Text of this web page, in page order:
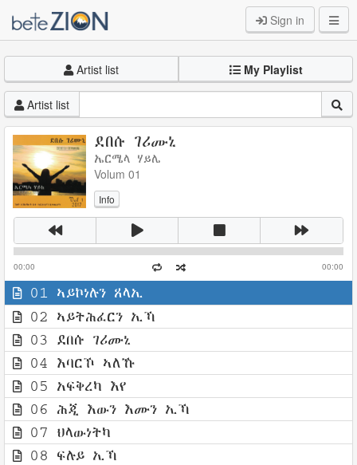
Sign in
Artist list My Playlist
Artist list
ደበሱ ገሪሙኒ
ኤርሜላ ሃይሌ
Volum 01
Info
00:00 00:00
01 ኣይኮነሉን ጸላኢ
02 ኣይትሕፈርን ኢኻ
03 ደበሱ ገሪሙኒ
04 እባርኾ ኣለኹ
05 አፍቅረካ እየ
06 ሕጂ እውን እሙን ኢኻ
07 ህላውነትካ
08 ፍሉይ ኢኻ